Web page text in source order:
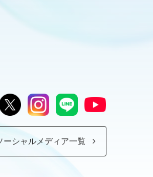
ーシャルメディア一覧